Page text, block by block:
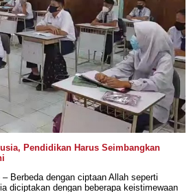
Pendidikan Harus Seimbangkan
– Berbeda dengan ciptaan Allah seperti
diciptakan dengan beberapa keistimewaan